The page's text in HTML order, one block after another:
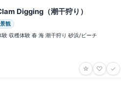
Digging（潮干狩り）
景観
験 収穫体験 春 海 潮干狩り 砂浜/ビーチ
☆ ♡ ✓